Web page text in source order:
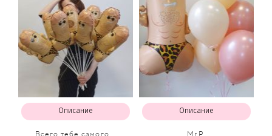
Описание
Всего тебе самого…
Описание
Mr.P